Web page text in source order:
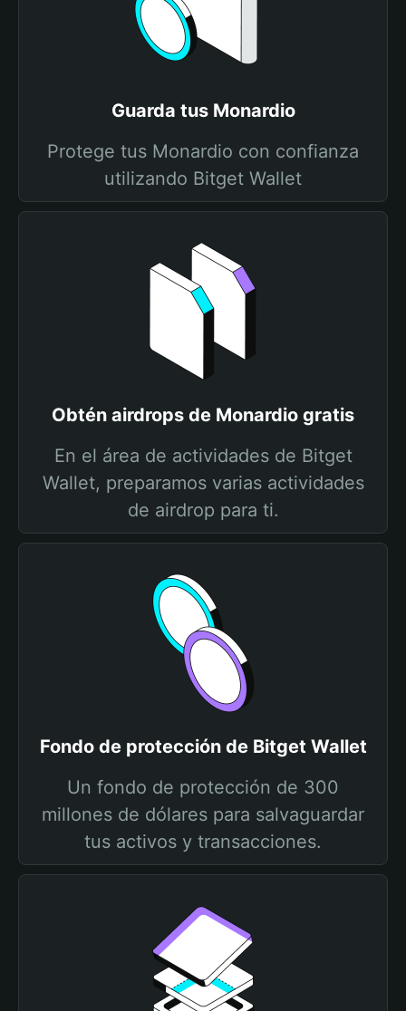
Guarda tus Monardio
Protege tus Monardio con confianza
utilizando Bitget Wallet
Obtén airdrops de Monardio gratis
En el área de actividades de Bitget
Wallet, preparamos varias actividades
de airdrop para ti.
Fondo de protección de Bitget Wallet
Un fondo de protección de 300
millones de dólares para salvaguardar
tus activos y transacciones.